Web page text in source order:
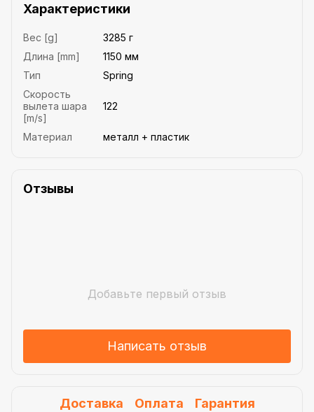
Характеристики
Вес [g]
3285 г
Длина [mm]
1150 мм
Тип
Spring
Скорость
вылета шара
[m/s]
122
Материал металл + пластик
Отзывы
Добавьте первый отзыв
Написать отзыв
Доставка Оплата Гарантия